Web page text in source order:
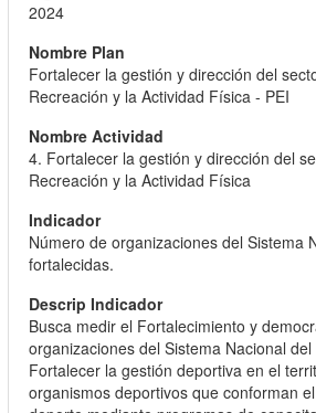
2024
Fortalecer la gestión y dirección del
Recreación y la Actividad Física - PEI
4. Fortalecer la gestión y dirección del
Recreación y la Actividad Física
Número de organizaciones del Sistema
fortalecidas.
Busca medir el Fortalecimiento y
organizaciones del Sistema Nacional
Fortalecer la gestión deportiva en el
organismos deportivos que conforman